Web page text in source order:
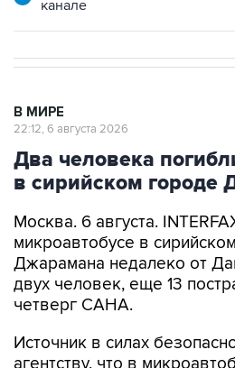
Два человека
в сирийском городе
Москва. 6 августа.
Джарамана недалеко от
двух человек, еще 13
четверг САНА.
Источник в силах
взрывное устройство.